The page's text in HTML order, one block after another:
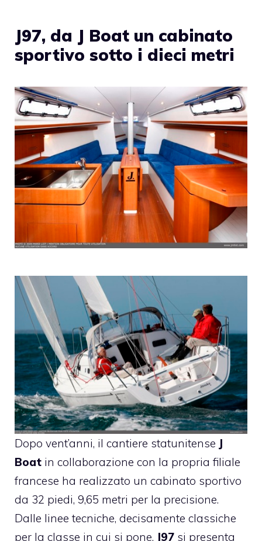
J97, da J Boat un cabinato
sportivo sotto i dieci metri
Dopo vent’anni, il cantiere statunitense J
Boat in collaborazione con la propria filiale
francese ha realizzato un cabinato sportivo
da 32 piedi, 9,65 metri per la precisione.
Dalle linee tecniche, decisamente classiche
per la classe in cui si pone, J97 si presenta